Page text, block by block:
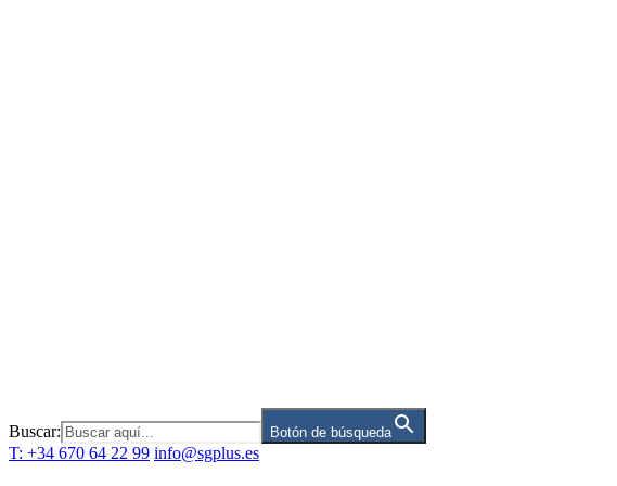
Buscar: Botón de búsqueda
T: +34 670 64 22 99 info@sgplus.es